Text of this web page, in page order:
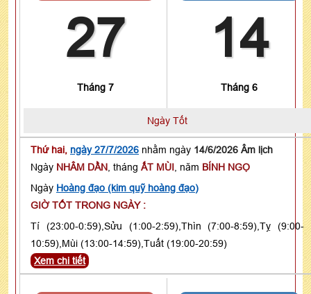
27
Tháng 7
14
Tháng 6
Ngày Tốt
Thứ hai, ngày 27/7/2026 nhằm ngày 14/6/2026 Âm lịch
Ngày NHÂM DẦN , tháng ẤT MÙI , năm BÍNH NGỌ
Ngày Hoàng đạo (kim quỹ hoàng đạo)
GIỜ TỐT TRONG NGÀY :
Tí (23:00-0:59),Sửu (1:00-2:59),Thìn (7:00-8:59),Tỵ (9:00-
10:59),Mùi (13:00-14:59),Tuất (19:00-20:59)
Xem chi tiết